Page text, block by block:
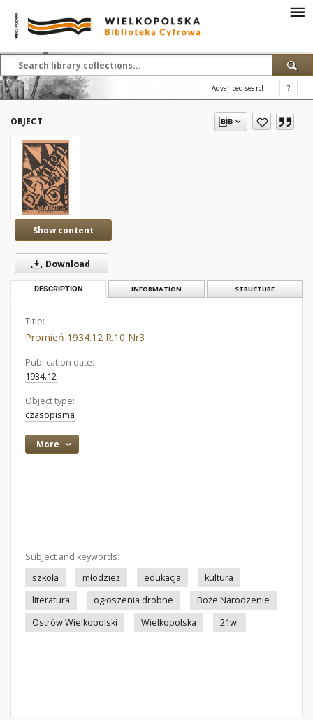
Advanced search ?
OBJECT
Show content
Download
DESCRIPTION INFORMATION STRUCTURE
Title:
Promień 1934.12 R.10 Nr3
Publication date:
1934.12
Object type:
czasopisma
More
Subject and keywords:
szkoła
młodzież edukacja
kultura
literatura
ogłoszenia drobne
Boże Narodzenie
Ostrów Wielkopolski
Wielkopolska 21w.